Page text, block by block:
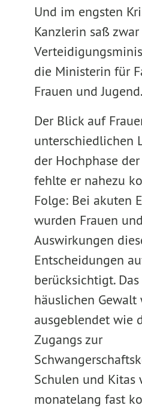
Und im engsten
Kanzlerin saß
die Ministerin für
Frauen und Jugend.
Der Blick auf
unterschiedlichen
der Hochphase
fehlte er nahezu
Folge: Bei akuten
wurden Frauen
Auswirkungen
Entscheidungen
berücksichtigt.
häuslichen Gewalt
ausgeblendet wie
Zugangs zur
Schulen und Kitas
monatelang fast